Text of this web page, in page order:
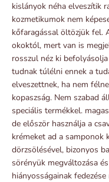
kislányok néha elveszítik
kozmetikumok nem
kőfaragással öltözjük fel.
okoktól, mert van is
rosszul néz ki
tudnak túlélni ennek a
elveszettnek, ha nem
kopaszság. Nem szabad
speciális termékkel.
de először használja a
krémeket ad a samponok
dörzsölésével, bizonyos
sörényük megváltozása
hiányosságainak